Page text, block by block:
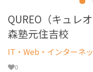
QUREO（キュレ
森塾元住吉校
IT・Web・インターネ
0